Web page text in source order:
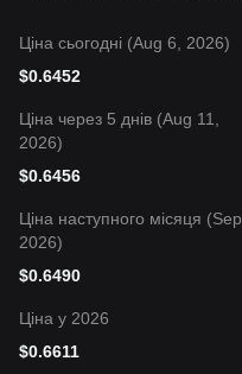
Ціна сьогодні (Aug 6, 2026)
$0.6452
Ціна через 5 днів (Aug 11,
2026)
$0.6456
Ціна наступного місяця (Sep
2026)
$0.6490
Ціна у 2026
$0.6611